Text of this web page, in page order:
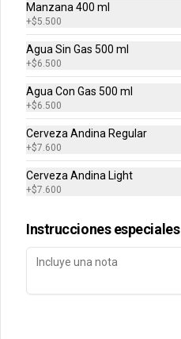
Conócenos
Contacto
Términos y condiciones
Política de privacidad
Redes sociales
Instagram
Mi cuenta
Iniciar sesión
Manzana 400 ml
+$5.500
Agua Sin Gas 500 ml
+$6.500
Agua Con Gas 500 ml
+$6.500
Cerveza Andina Regular
+$7.600
Cerveza Andina Light
+$7.600
Instrucciones especiales